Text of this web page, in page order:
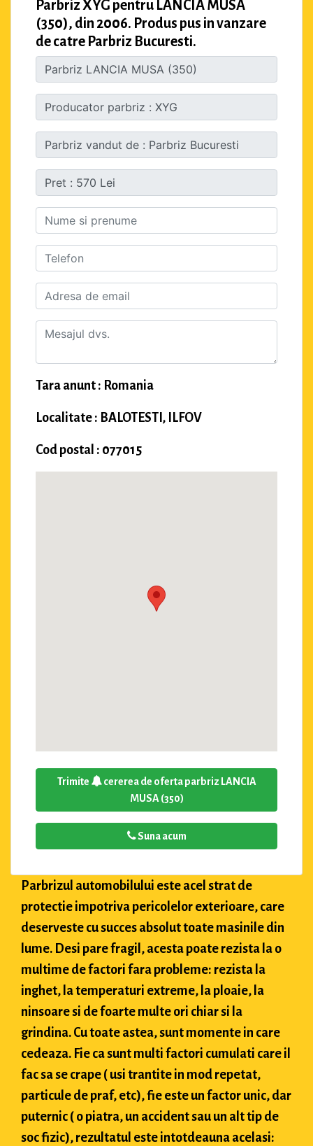
Parbriz XYG pentru LANCIA MUSA
(350), din 2006. Produs pus in vanzare
de catre Parbriz Bucuresti.
Tara anunt : Romania
Localitate : BALOTESTI, ILFOV
Cod postal : 077015
Trimite
cererea de oferta parbriz LANCIA
MUSA (350)
Suna acum
Parbrizul automobilului este acel strat de
protectie impotriva pericolelor exterioare, care
deserveste cu succes absolut toate masinile din
lume. Desi pare fragil, acesta poate rezista la o
multime de factori fara probleme: rezista la
inghet, la temperaturi extreme, la ploaie, la
ninsoare si de foarte multe ori chiar si la
grindina. Cu toate astea, sunt momente in care
cedeaza. Fie ca sunt multi factori cumulati care il
fac sa se crape ( usi trantite in mod repetat,
particule de praf, etc), fie este un factor unic, dar
puternic ( o piatra, un accident sau un alt tip de
soc fizic), rezultatul este intotdeauna acelasi: